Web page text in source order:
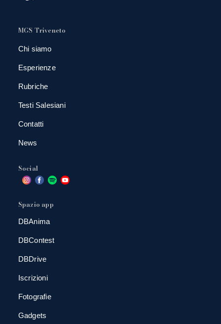
MGS Triveneto
Chi siamo
Esperienze
Rubriche
Testi Salesiani
Contatti
News
Social
Spazio app
DBAnima
DBContest
DBDrive
Iscrizioni
Fotografie
Gadgets